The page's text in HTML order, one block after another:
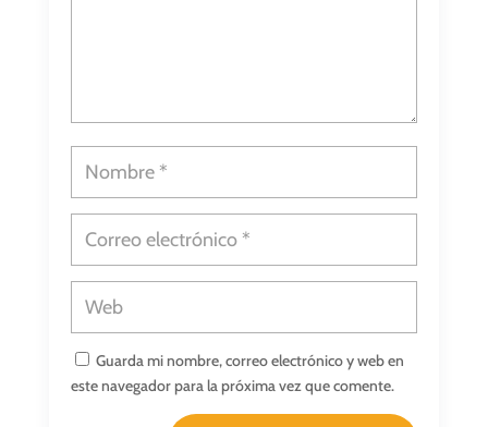
Guarda mi nombre, correo electrónico y web en
este navegador para la próxima vez que comente.